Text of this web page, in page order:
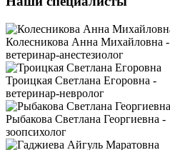
Колесникова Анна Михайловна -
ветеринар-анестезиолог
Троицкая Светлана Егоровна -
ветеринар-невролог
Рыбакова Светлана Георгиевна -
зоопсихолог